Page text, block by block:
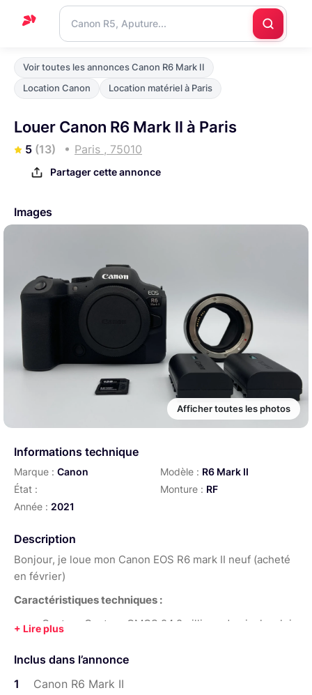
Accueil
Support
contacter
Voir toutes les annonces Canon R6 Mark II
Location Canon
Location matériel à Paris
Louer Canon R6 Mark II à Paris
5 (13) Paris , 75010
Partager cette annonce
Images
Afficher toutes les photos
Informations technique
Marque : Canon Modèle : R6 Mark II
État :
Monture : RF
Année : 2021
Description
Bonjour, je loue mon Canon EOS R6 mark II neuf (acheté
en février)
Caractéristiques techniques :
Capteur Capteur CMOS 24,2millions de pixels, plein
Video jusqu'à 4K 60p, FullHD 180p, Canon Log3
Stabilisation de l'image jusqu'à 8 vitesses intégrée
Inclus dans l’annonce
1
Canon R6 Mark II